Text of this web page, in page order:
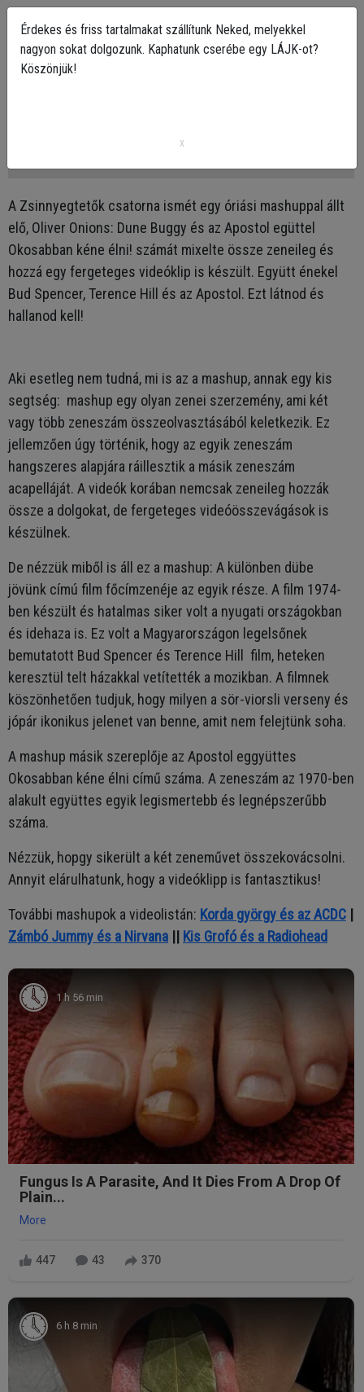
A Zsinnyegtetők csatorna ismét egy óriási mashuppal állt
elő, Oliver Onions: Dune Buggy és az Apostol egüttel
Okosabban kéne élni! számát mixelte össze zeneileg és
hozzá egy fergeteges videóklip is készült. Együtt énekel
Bud Spencer, Terence Hill és az Apostol. Ezt látnod és
hallanod kell!
Aki esetleg nem tudná, mi is az a mashup, annak egy kis
segtség: mashup egy olyan zenei szerzemény, ami két
vagy több zeneszám összeolvasztásából keletkezik. Ez
jellemzően úgy történik, hogy az egyik zeneszám
hangszeres alapjára ráillesztik a másik zeneszám
acapelláját. A videók korában nemcsak zeneileg hozzák
össze a dolgokat, de fergeteges videóösszevágások is
készülnek.
De nézzük miből is áll ez a mashup: A különben dübe
jövünk címú film főcímzenéje az egyik része. A film 1974-
ben készült és hatalmas siker volt a nyugati országokban
és idehaza is. Ez volt a Magyarországon legelsőnek
bemutatott Bud Spencer és Terence Hill film, heteken
keresztül telt házakkal vetítették a mozikban. A filmnek
köszönhetően tudjuk, hogy milyen a sör-viorsli verseny és
jópár ikonikus jelenet van benne, amit nem felejtünk soha.
A mashup másik szereplője az Apostol eggyüttes
Okosabban kéne élni című száma. A zeneszám az 1970-ben
alakult együttes egyik legismertebb és legnépszerűbb
száma.
Nézzük, hopgy sikerült a két zeneművet összekovácsolni.
Annyit elárulhatunk, hogy a videóklipp is fantasztikus!
További mashupok a videolistán: Korda györgy és az ACDC |
Zámbó Jummy és a Nirvana || Kis Grofó és a Radiohead
1 h 56 min
Fungus Is A Parasite, And It Dies From A Drop Of
Plain...
More
447 43 370
6 h 8 min
Érdekes és friss tartalmakat szállítunk Neked, melyekkel
nagyon sokat dolgozunk. Kaphatunk cserébe egy LÁJK-ot?
Köszönjük!
x